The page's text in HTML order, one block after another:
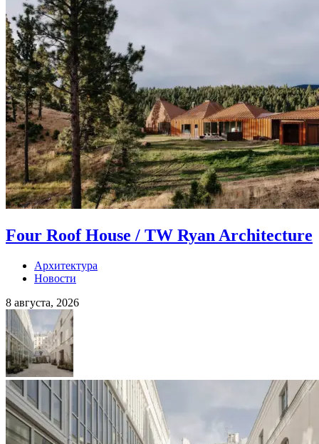
Four Roof House / TW Ryan Architecture
Архитектура
Новости
8 августа, 2026